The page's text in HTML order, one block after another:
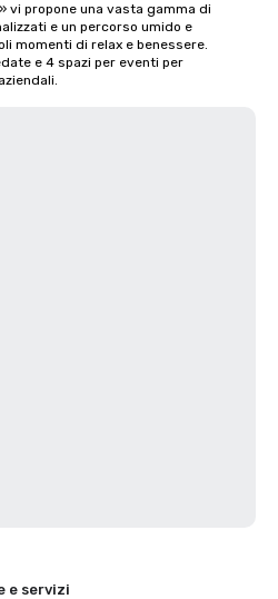
vi propone una vasta gamma di
e un percorso umido e
momenti di relax e benessere.
e 4 spazi per eventi per
e servizi